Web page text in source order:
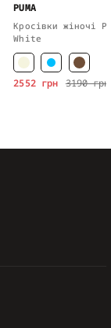
PUMA
Кросівки жіночі
White
3190 грн
2552 грн